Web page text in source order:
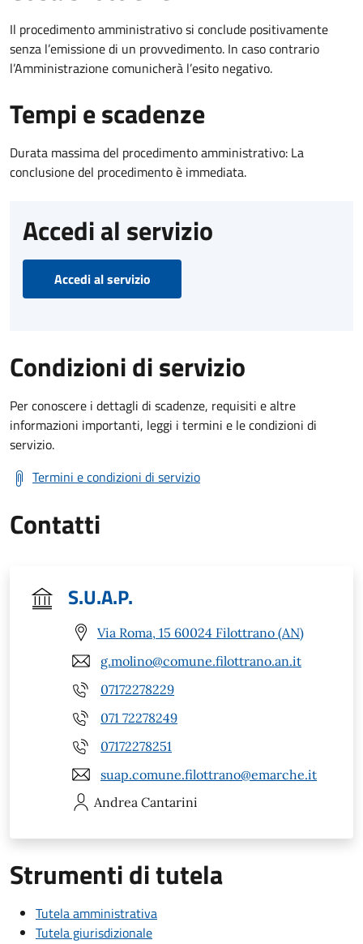
Il procedimento amministrativo si conclude positivamente
senza l’emissione di un provvedimento. In caso contrario
l’Amministrazione comunicherà l’esito negativo.
Tempi e scadenze
Durata massima del procedimento amministrativo: La
conclusione del procedimento è immediata.
Accedi al servizio
Accedi al servizio
Condizioni di servizio
Per conoscere i dettagli di scadenze, requisiti e altre
informazioni importanti, leggi i termini e le condizioni di
servizio.
Termini e condizioni di servizio
Contatti
S.U.A.P.
Via Roma, 15 60024 Filottrano (AN)
g.molino@comune.filottrano.an.it
07172278229
071 72278249
07172278251
suap.comune.filottrano@emarche.it
Andrea Cantarini
Strumenti di tutela
Tutela amministrativa
Tutela giurisdizionale